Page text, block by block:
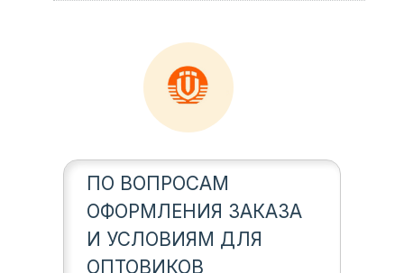
ПО ВОПРОСАМ
ОФОРМЛЕНИЯ ЗАКАЗА
И УСЛОВИЯМ ДЛЯ
ОПТОВИКОВ